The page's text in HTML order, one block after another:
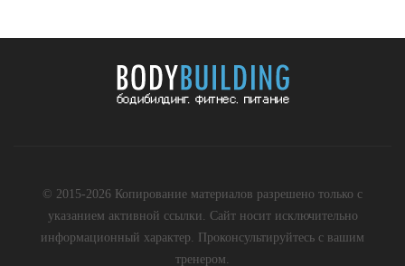
© 2015-2026 Копирование материалов разрешено только с
указанием активной ссылки. Сайт носит исключительно
информационный характер. Проконсультируйтесь с вашим
тренером.